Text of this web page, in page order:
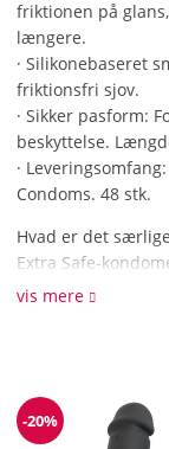
friktionen på
længere.
· Silikonebaseret
friktionsfri sjov.
· Sikker pasform:
beskyttelse.
·
Condoms. 48 stk.
Hvad er det
Extra Safe-
kondom. Det
kondomer
er Extra Safe-
høj kvalitet. For
vis mere
Rabat
-20%